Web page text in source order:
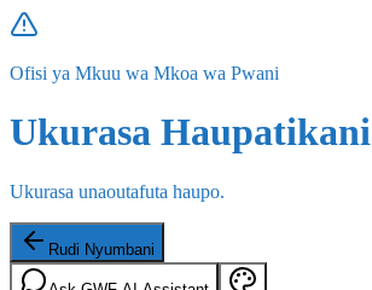
Ofisi ya Mkuu wa Mkoa wa Pwani
Ukurasa Haupatikani
Ukurasa unaoutafuta haupo.
Rudi Nyumbani